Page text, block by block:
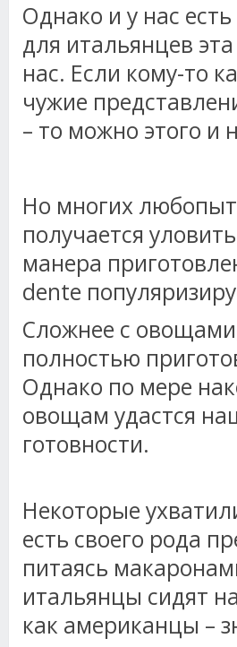
Однако и у нас
для итальянцев
нас. Если кому-то
чужие
– то можно этого и
Но многих
получается
манера
dente
Сложнее с
полностью
Однако по мере
овощам удастся
готовности.
Некоторые
есть своего рода
питаясь
итальянцы сидят
как американцы –